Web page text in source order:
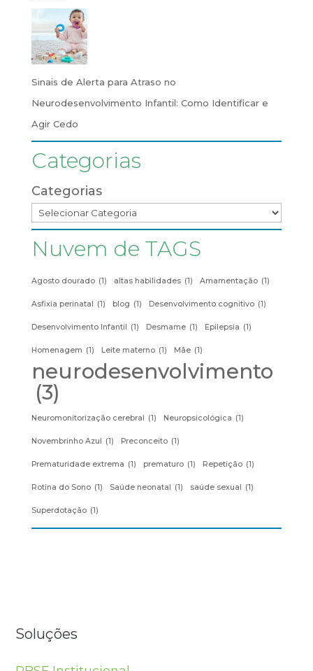
Sinais de Alerta para Atraso no
Neurodesenvolvimento Infantil: Como Identificar e
Agir Cedo
Categorias
Categorias
Nuvem de TAGS
Agosto dourado (1) altas habilidades (1) Amamentação (1)
Asfixia perinatal (1) blog (1) Desenvolvimento cognitivo (1)
Desenvolvimento Infantil (1) Desmame (1) Epilepsia (1)
Homenagem (1) Leite materno (1) Mãe (1)
neurodesenvolvimento
(3)
Neuromonitorização cerebral (1) Neuropsicológica (1)
Novembrinho Azul (1) Preconceito (1)
Prematuridade extrema (1) prematuro (1) Repetição (1)
Rotina do Sono (1) Saúde neonatal (1) saúde sexual (1)
Superdotação (1)
Soluções